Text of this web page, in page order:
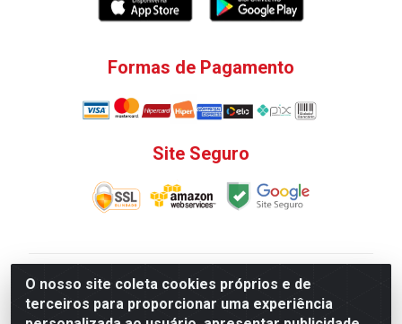
O nosso site coleta cookies próprios e de
terceiros para proporcionar uma experiência
Formas de Pagamento
Site Seguro
V. C. Ferragens LTDA - Rua do Matoso, 132 - Praça da
Bandeira, Rio de Janeiro/ RJ - CEP 20.270-135 - CNPJ
12.324.723/0001-25